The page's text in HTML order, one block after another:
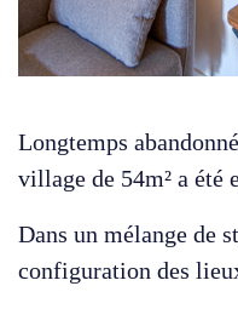
Longtemps
village de 54m² a été
Dans un mélange de
configuration des